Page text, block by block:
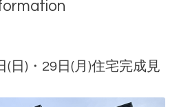
(日)・29日(月)住宅完成見